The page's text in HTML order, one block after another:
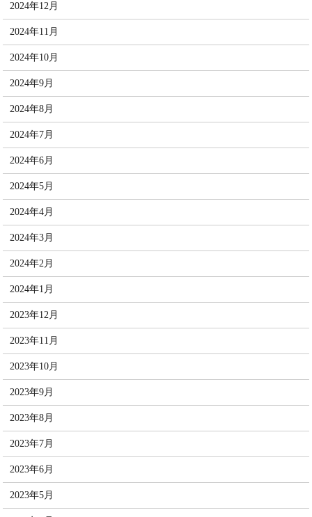
2024年12月
2024年11月
2024年10月
2024年9月
2024年8月
2024年7月
2024年6月
2024年5月
2024年4月
2024年3月
2024年2月
2024年1月
2023年12月
2023年11月
2023年10月
2023年9月
2023年8月
2023年7月
2023年6月
2023年5月